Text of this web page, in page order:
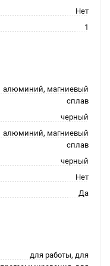
Нет
1
алюминий, магниевый
сплав
черный
алюминий, магниевый
сплав
черный
Нет
Да
для работы, для